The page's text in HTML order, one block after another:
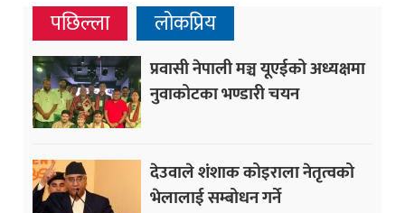
पछिल्ला लोकप्रिय
प्रवासी नेपाली मञ्च यूएईको अध्यक्षमा
नुवाकोटका भण्डारी चयन
देउवाले शंशाक कोइराला नेतृत्वको
भेलालाई सम्बोधन गर्ने